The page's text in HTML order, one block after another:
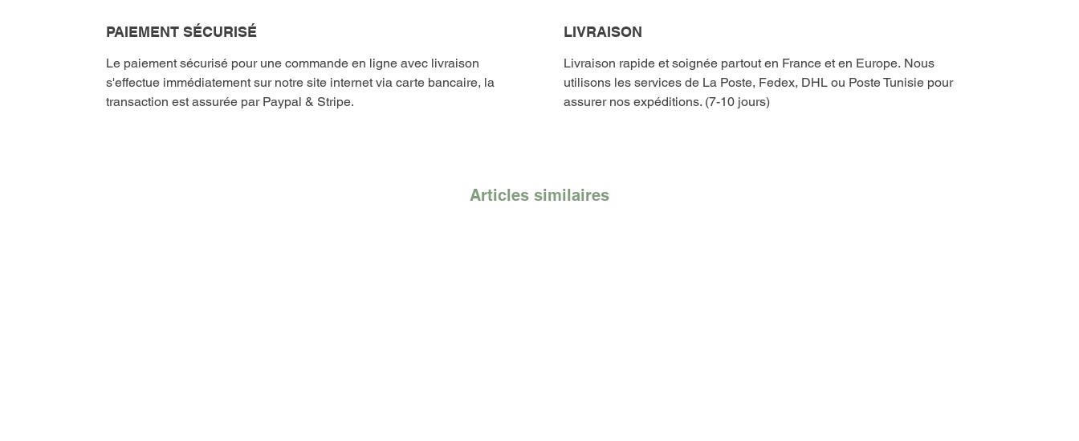
PAIEMENT SÉCURISÉ
Le paiement sécurisé pour une commande en ligne avec livraison
s'effectue immédiatement sur notre site internet via carte bancaire, la
transaction est assurée par Paypal & Stripe.
LIVRAISON
Livraison rapide et soignée partout en France et en Europe. Nous
utilisons les services de La Poste, Fedex, DHL ou Poste Tunisie pour
assurer nos expéditions. (7-10 jours)
Articles similaires